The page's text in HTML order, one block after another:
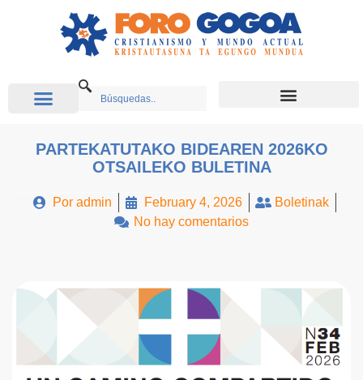
PARTEKATUTAKO BIDEAREN 2026KO
OTSAILEKO BULETINA
Por admin February 4, 2026
Boletinak
No hay comentarios